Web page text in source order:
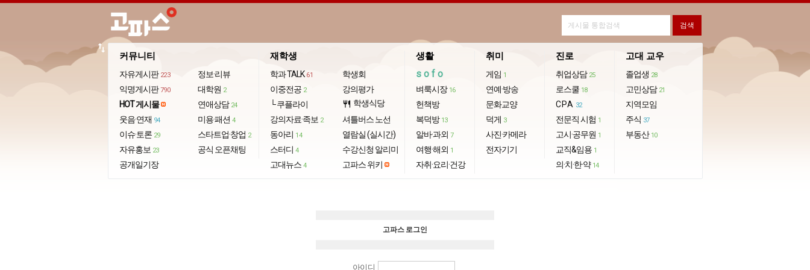
커뮤니티
자유게시판 223
익명게시판 790
HOT 게시물
웃음·연재 94
이슈·토론 29
자유홍보 23
공개일기장
정보·리뷰
대학원 2
연애상담 24
미용·패션 4
스타트업·창업 2
공식 오픈채팅
재학생
학과 TALK 61
이중전공 2
└ 쿠플라이
강의자료·족보 2
동아리 14
스터디 4
고대뉴스 4
학생회
강의평가
restaurant 학생식당
셔틀버스 노선
열람실 (실시간)
수강신청 알리미
고파스 위키
생활
sofo
벼룩시장 16
헌책방
복덕방 13
알바·과외 7
여행·해외 1
자취·요리·건강
취미
게임 1
연예·방송
문화교양
덕게 3
사진·카메라
전자기기
진로
취업상담 25
로스쿨 18
CPA 32
전문직 시험 1
고시·공무원 1
교직&임용 1
의·치·한·약 14
고대 교우
졸업생 28
고민상담 21
지역모임
주식 37
부동산 10
import_export
고파스 로그인
아이디